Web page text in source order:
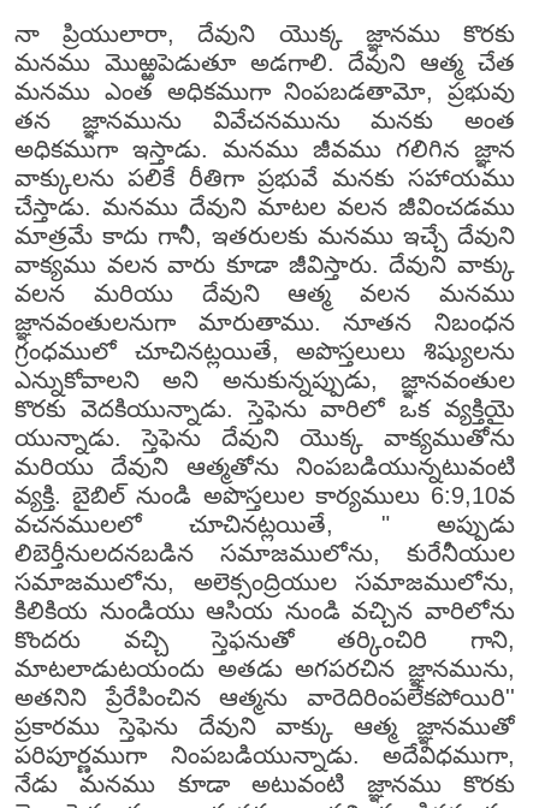
నా ప్రియులారా, దేవుని యొక్క జ్ఞానము కొరకు
మనము మొఱ్ఱపెడుతూ అడగాలి. దేవుని ఆత్మ చేత
మనము ఎంత అధికముగా నింపబడతామో, ప్రభువు
తన జ్ఞానమును వివేచనమును మనకు అంత
అధికముగా ఇస్తాడు. మనము జీవము గలిగిన జ్ఞాన
వాక్కులను పలికే రీతిగా ప్రభువే మనకు సహాయము
చేస్తాడు. మనము దేవుని మాటల వలన జీవించడము
మాత్రమే కాదు గానీ, ఇతరులకు మనము ఇచ్చే దేవుని
వాక్యము వలన వారు కూడా జీవిస్తారు. దేవుని వాక్కు
వలన మరియు దేవుని ఆత్మ వలన మనము
జ్ఞానవంతులనుగా మారుతాము. నూతన నిబంధన
గ్రంధములో చూచినట్లయితే, అపొస్తలులు శిష్యులను
ఎన్నుకోవాలని అని అనుకున్నప్పుడు, జ్ఞానవంతుల
కొరకు వెదకియున్నాడు. స్తెఫెను వారిలో ఒక వ్యక్తియై
యున్నాడు. స్తెఫెను దేవుని యొక్క వాక్యముతోను
మరియు దేవుని ఆత్మతోను నింపబడియున్నటువంటి
వ్యక్తి. బైబిల్ నుండి అపొస్తలుల కార్యములు 6:9,10వ
వచనములలో చూచినట్లయితే, " అప్పుడు
లిబెర్తీనులదనబడిన సమాజములోను, కురేనీయుల
సమాజములోను, అలెక్సంద్రియుల సమాజములోను,
కిలికియ నుండియు ఆసియ నుండి వచ్చిన వారిలోను
కొందరు వచ్చి స్తెఫనుతో తర్కించిరి గాని,
మాటలాడుటయందు అతడు అగపరచిన జ్ఞానమును,
అతనిని ప్రేరేపించిన ఆత్మను వారెదిరింపలేకపోయిరి''
ప్రకారము స్తెఫెను దేవుని వాక్కు ఆత్మ జ్ఞానముతో
పరిపూర్ణముగా నింపబడియున్నాడు. అదేవిధముగా,
నేడు మనము కూడా అటువంటి జ్ఞానము కొరకు